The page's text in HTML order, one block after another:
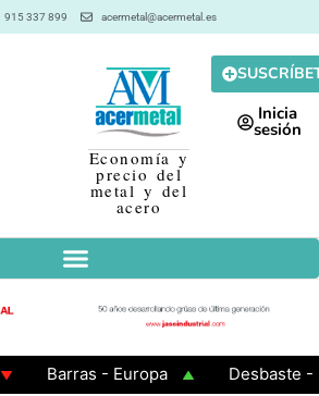
915 337 899 acermetal@acermetal.es
Economía y
precio del
metal y del
acero
Inicia
sesión
Barras - Europa
Desbaste - Asia